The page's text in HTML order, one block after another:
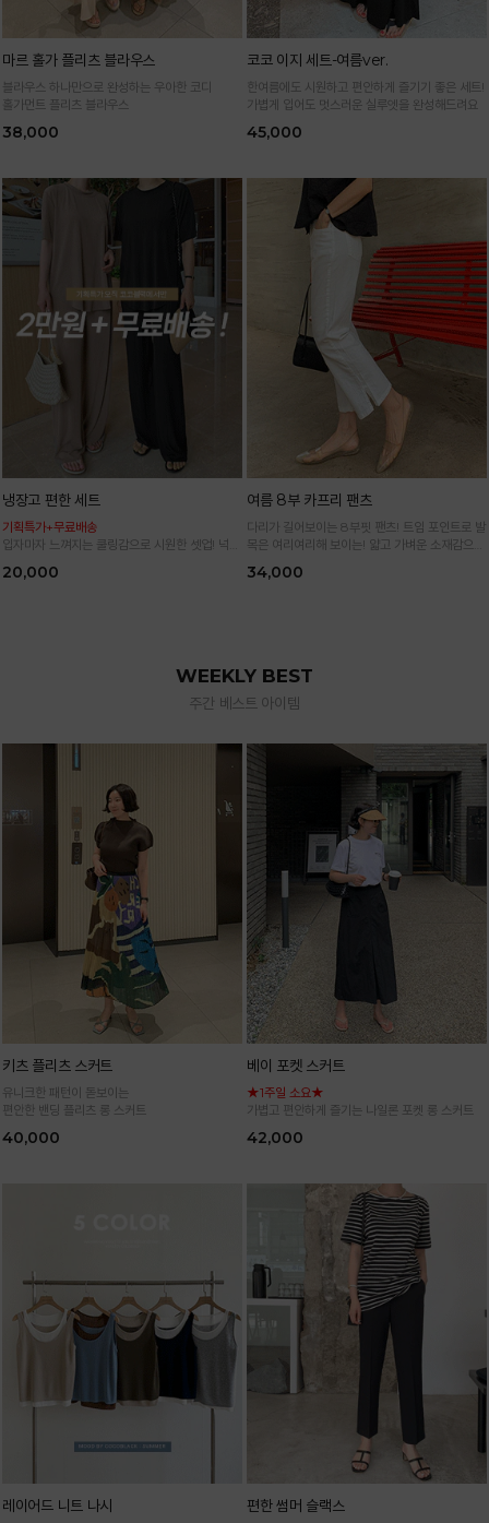
마르 홀가 플리츠 블라우스
블라우스 하나만으로 완성하는 우아한 코디
홀가먼트 플리츠 블라우스
38,000
코코 이지 세트-여름ver.
한여름에도 시원하고 편안하게 즐기기 좋은 세트!
가볍게 입어도 멋스러운 실루엣을 완성해드려요
45,000
냉장고 편한 세트
기획특가+무료배송
입자마자 느껴지는 쿨링감으로 시원한 셋업! 넉넉
20,000
여름 8부 카프리 팬츠
다리가 길어보이는 8부핏 팬츠! 트임 포인트로 발
목은 여리여리해 보이는! 얇고 가벼운 소재감으로
*블랙·주문폭주로 인한 입고지연·순차발송 진행중
34,000
WEEKLY BEST
주간 베스트 아이템
키츠 플리츠 스커트
유니크한 패턴이 돋보이는
편안한 밴딩 플리츠 롱 스커트
40,000
베이 포켓 스커트
★1주일 소요★
가볍고 편안하게 즐기는 나일론 포켓 롱 스커트
42,000
레이어드 니트 나시 편한 썸머 슬랙스